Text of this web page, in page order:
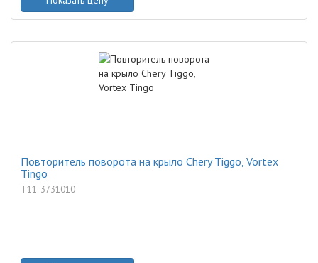
Повторитель поворота на крыло Chery Tiggo, Vortex
Tingo
T11-3731010